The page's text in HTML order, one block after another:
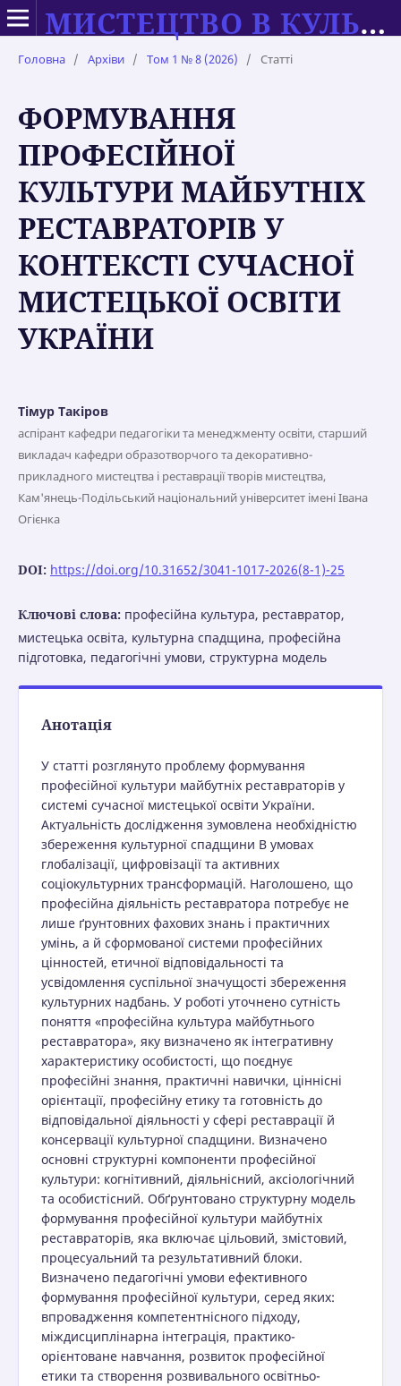
МИСТЕЦТВО В КУЛЬТУРІ СУЧАСНОСТІ: ТЕОРІЯ ТА ПРАКТИКА НАВЧАННЯ
Головна / Архіви / Том 1 № 8 (2026) / Статті
ФОРМУВАННЯ
ПРОФЕСІЙНОЇ
КУЛЬТУРИ МАЙБУТНІХ
РЕСТАВРАТОРІВ У
КОНТЕКСТІ СУЧАСНОЇ
МИСТЕЦЬКОЇ ОСВІТИ
УКРАЇНИ
Тімур Такіров
аспірант кафедри педагогіки та менеджменту освіти, старший
викладач кафедри образотворчого та декоративно-
прикладного мистецтва і реставрації творів мистецтва,
Кам'янець-Подільський національний університет імені Івана
Огієнка
DOI: https://doi.org/10.31652/3041-1017-2026(8-1)-25
Ключові слова: професійна культура, реставратор,
мистецька освіта, культурна спадщина, професійна
підготовка, педагогічні умови, структурна модель
Анотація
У статті розглянуто проблему формування
професійної культури майбутніх реставраторів у
системі сучасної мистецької освіти України.
Актуальність дослідження зумовлена необхідністю
збереження культурної спадщини B умовах
глобалізації, цифровізації та активних
соціокультурних трансформацій. Наголошено, що
професійна діяльність реставратора потребує не
лише ґрунтовних фахових знань і практичних
умінь, а й сформованої системи професійних
цінностей, етичної відповідальності та
усвідомлення суспільної значущості збереження
культурних надбань. У роботі уточнено сутність
поняття «професійна культура майбутнього
реставратора», яку визначено як інтегративну
характеристику особистості, що поєднує
професійні знання, практичні навички, ціннісні
орієнтації, професійну етику та готовність до
відповідальної діяльності у сфері реставрації й
консервації культурної спадщини. Визначено
основні структурні компоненти професійної
культури: когнітивний, діяльнісний, аксіологічний
та особистісний. Обґрунтовано структурну модель
формування професійної культури майбутніх
реставраторів, яка включає цільовий, змістовий,
процесуальний та результативний блоки.
Визначено педагогічні умови ефективного
формування професійної культури, серед яких:
впровадження компетентнісного підходу,
міждисциплінарна інтеграція, практико-
орієнтоване навчання, розвиток професійної
етики та створення розвивального освітньо-